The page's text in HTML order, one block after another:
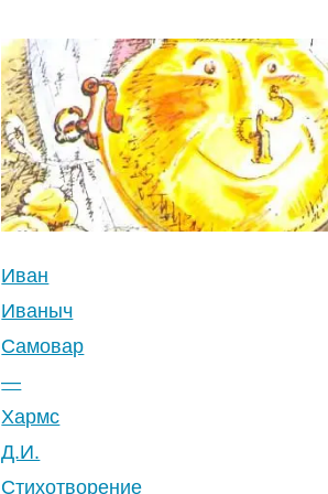
Иван
Иваныч
Самовар
—
Хармс
Д.И.
Стихотворение